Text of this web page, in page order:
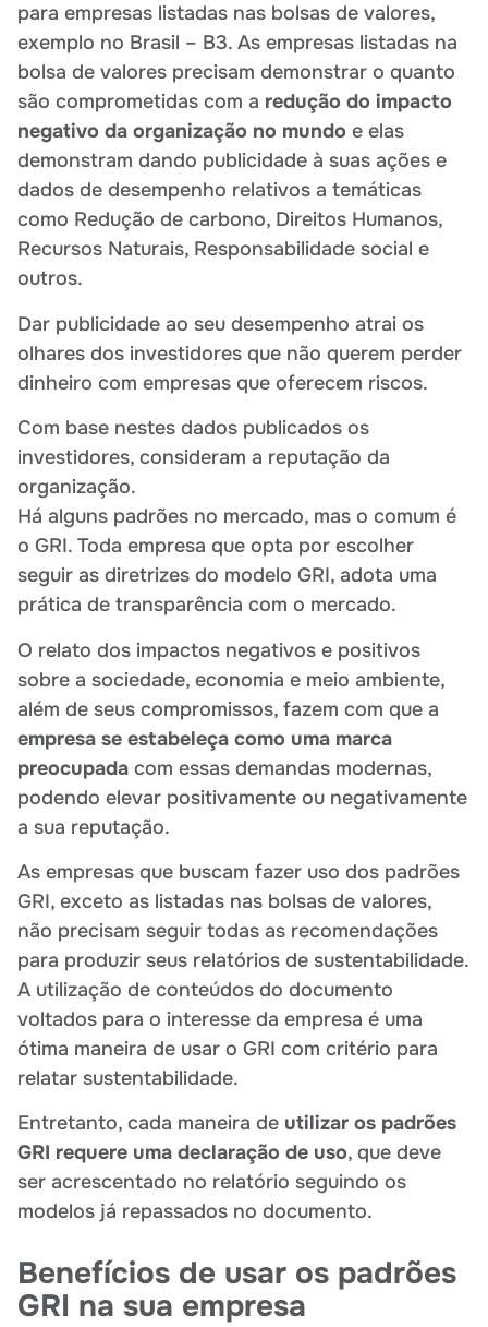
para empresas listadas nas bolsas de valores,
exemplo no Brasil – B3. As empresas listadas na
bolsa de valores precisam demonstrar o quanto
são comprometidas com a redução do impacto
negativo da organização no mundo e elas
demonstram dando publicidade à suas ações e
dados de desempenho relativos a temáticas
como Redução de carbono, Direitos Humanos,
Recursos Naturais, Responsabilidade social e
outros.
Dar publicidade ao seu desempenho atrai os
olhares dos investidores que não querem perder
dinheiro com empresas que oferecem riscos.
Com base nestes dados publicados os
investidores, consideram a reputação da
organização.
Há alguns padrões no mercado, mas o comum é
o GRI. Toda empresa que opta por escolher
seguir as diretrizes do modelo GRI, adota uma
prática de transparência com o mercado.
O relato dos impactos negativos e positivos
sobre a sociedade, economia e meio ambiente,
além de seus compromissos, fazem com que a
empresa se estabeleça como uma marca
preocupada com essas demandas modernas,
podendo elevar positivamente ou negativamente
a sua reputação.
As empresas que buscam fazer uso dos padrões
GRI, exceto as listadas nas bolsas de valores,
não precisam seguir todas as recomendações
para produzir seus relatórios de sustentabilidade.
A utilização de conteúdos do documento
voltados para o interesse da empresa é uma
ótima maneira de usar o GRI com critério para
relatar sustentabilidade.
Entretanto, cada maneira de utilizar os padrões
GRI requere uma declaração de uso, que deve
ser acrescentado no relatório seguindo os
modelos já repassados no documento.
Benefícios de usar os padrões
GRI na sua empresa